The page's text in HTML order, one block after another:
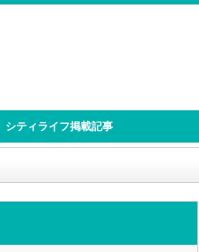
シティライフ掲載記事